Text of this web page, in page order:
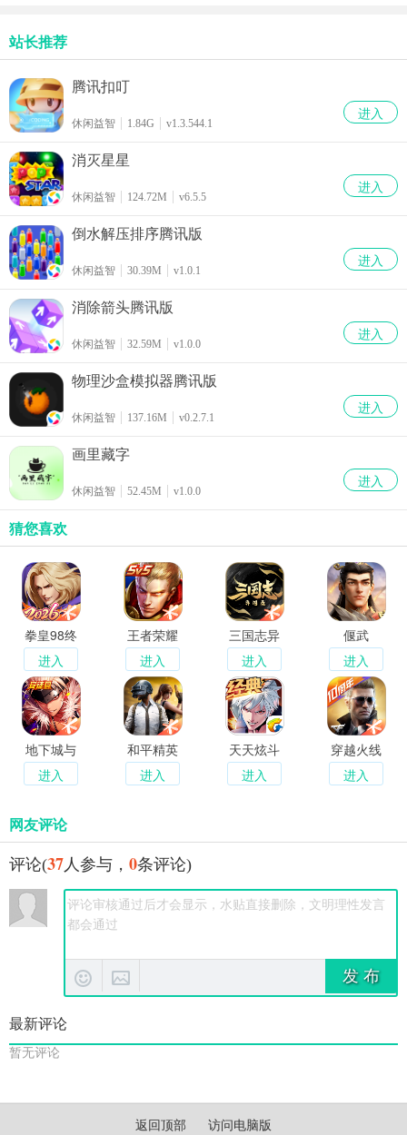
站长推荐
腾讯扣叮
休闲益智 1.84G v1.3.544.1
进入
消灭星星
休闲益智 124.72M v6.5.5
进入
倒水解压排序腾讯版
休闲益智 30.39M v1.0.1
进入
消除箭头腾讯版
休闲益智 32.59M v1.0.0
进入
物理沙盒模拟器腾讯版
休闲益智 137.16M v0.2.7.1
进入
画里藏字
休闲益智 52.45M v1.0.0
进入
猜您喜欢
拳皇98终
极之战OL
进入
王者荣耀
进入
三国志异
闻录
进入
偃武
进入
地下城与
勇士起源
进入
和平精英
进入
天天炫斗
经典重燃
进入
穿越火线
枪战王者
进入
网友评论
评论(37人参与， 0条评论)
发 布
最新评论
暂无评论
返回顶部 访问电脑版